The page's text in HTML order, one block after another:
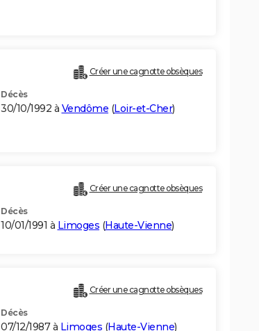
Créer une cagnotte obsèques
Décès
30/10/1992 à Vendôme (Loir-et-Cher)
Créer une cagnotte obsèques
Décès
10/01/1991 à Limoges (Haute-Vienne)
Créer une cagnotte obsèques
Décès
07/12/1987 à Limoges (Haute-Vienne)